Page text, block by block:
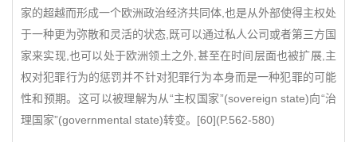
家的超越而形成一个欧洲政治经济共同体,也是从外部使得主权处
于一种更为弥散和灵活的状态,既可以通过私人公司或者第三方国
家来实现,也可以处于欧洲领土之外,甚至在时间层面也被扩展,主
权对犯罪行为的惩罚并不针对犯罪行为本身而是一种犯罪的可能
性和预期。这可以被理解为从“主权国家”(sovereign state)向“治
理国家”(governmental state)转变。[60](P.562-580)